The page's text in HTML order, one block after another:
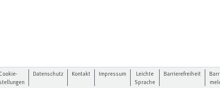
Datenschutz Kontakt Impressum
Leichte
Sprache
Barrierefreiheit